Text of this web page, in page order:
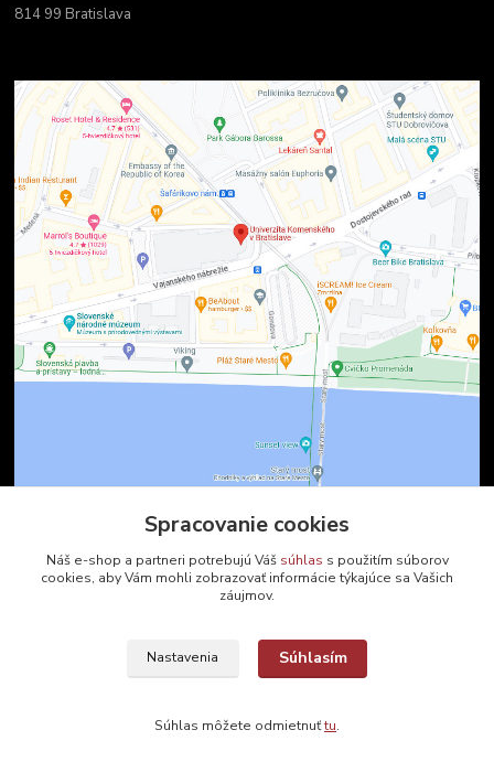
814 99 Bratislava
Kontakty
ukveda@uniba.sk
Spracovanie cookies
Náš e-shop a partneri potrebujú Váš súhlas s použitím súborov
cookies, aby Vám mohli zobrazovať informácie týkajúce sa Vašich
záujmov.
Nastavenia Súhlasím
Súhlas môžete odmietnuťtu.